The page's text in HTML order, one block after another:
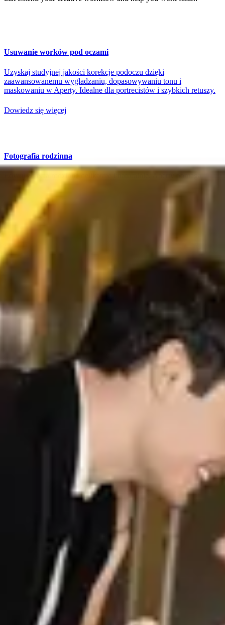
Usuwanie worków pod oczami
Uzyskaj studyjnej jakości korekcje podoczu dzięki
zaawansowanemu wygładzaniu, dopasowywaniu tonu i
maskowaniu w Aperty. Idealne dla portrecistów i szybkich retuszy.
Dowiedz się więcej
Fotografia rodzinna
Edytuj zdjęcia rodzinne delikatnie i naturalnie. Aperty pomaga
dopracować skórę, wyraz twarzy i detale, by każde zdjęcie było
ciepłe, prawdziwe i warte zachowania....
Dowiedz się więcej
Usuwanie czerwonych oczu
Aperty szybko usuwa czerwone oczy, zachowując każdy detal w
naturalnej formie. Szybko, precyzyjnie i wygodnie — zdjęcia
wracają do tego, jak zostały uchwycone.
Dowiedz się więcej
LUT-y
Nadaj zdjęciom dopracowany wygląd natychmiast, bez
odbudowywania koloru od zera za każdym razem. Pakiety LUT
Odzyskaj wieczory. Rozwijaj swój biznes.
Dołącz do tysięcy firm, które używają Aperty do automatyzacji
swoich procesów.